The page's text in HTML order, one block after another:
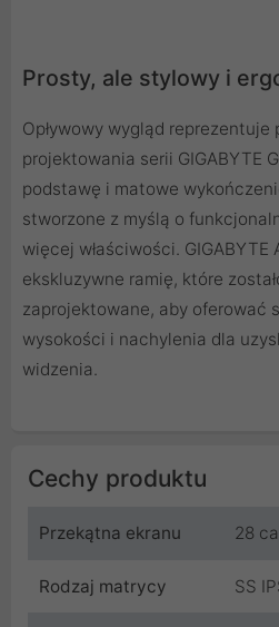
Prosty, ale stylowy i
Opływowy wygląd
projektowania serii GIGABYTE
podstawę i matowe
stworzone z myślą o
więcej właściwości. GIGABYTE
ekskluzywne ramię, które
zaprojektowane, aby oferować
wysokości i nachylenia dla
widzenia.
Cechy produktu
Przekątna ekranu 28
Rodzaj matrycy SS